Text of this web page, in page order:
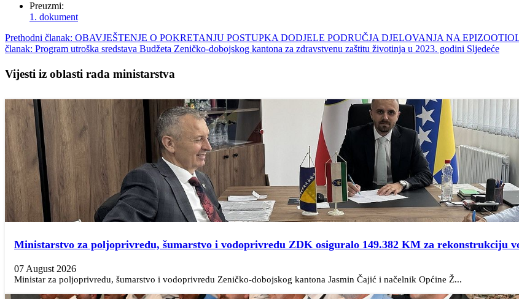
Preuzmi:
1. dokument
Prethodni članak: OBAVJEŠTENJE O POKRETANJU POSTUPKA DODJELE PODRUČJA DJELOVANJA NA
članak: Program utroška sredstava Budžeta Zeničko­-dobojskog kantona za zdravstvenu zaštitu životinja u 2023. godini Sljedeće
Vijesti iz oblasti rada ministarstva
Ministarstvo za poljoprivredu, šumarstvo i vodoprivredu ZDK osiguralo 149.382 KM za rekonstrukciju
07 August 2026
Ministar za poljoprivredu, šumarstvo i vodoprivredu Zeničko-dobojskog kantona Jasmin Čajić i načelnik Općine Ž...